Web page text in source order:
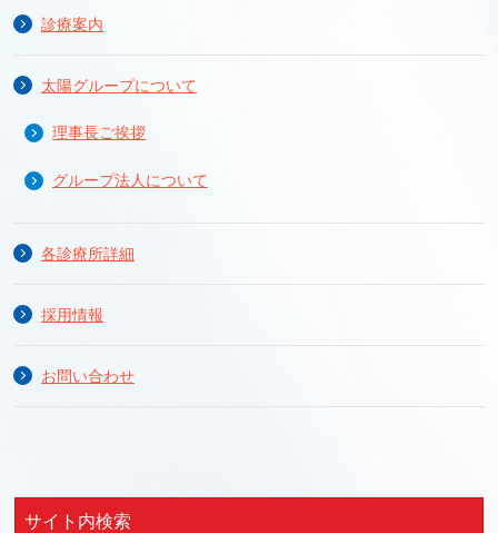
診療案内
太陽グループについて
理事長ご挨拶
グループ法人について
各診療所詳細
採用情報
お問い合わせ
サイト内検索